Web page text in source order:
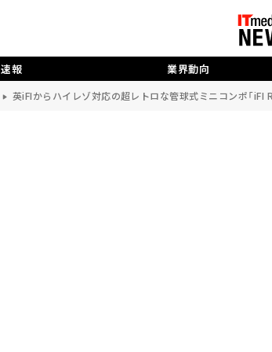
速報 業界動向
英iFIからハイレゾ対応の超レトロな管球式ミニコンポ「